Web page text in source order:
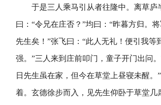
于是三人乘马引从者往隆中。离草
曰：“令兄在庄否？”均曰：“昨暮方归。
先生矣！”张飞曰：“此人无礼！便引我
强。”三人来到庄前叩门，童子开门出问
日先生虽在家，但今在草堂上昼寝未醒
着。玄德徐步而入，见先生仰卧于草堂几